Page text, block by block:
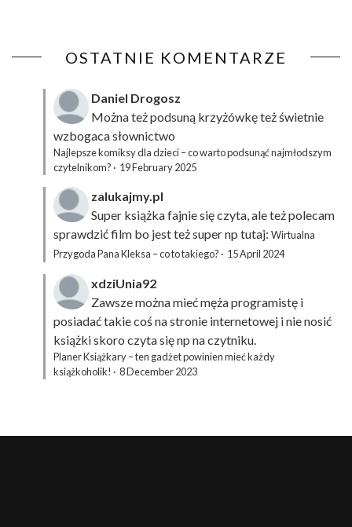
OSTATNIE KOMENTARZE
Daniel Drogosz
Można też podsuną krzyżówkęteż świetnie
wzbogaca słownictwo
Najlepsze komiksy dla dzieci – co warto podsunąć najmłodszym
czytelnikom? · 19 February 2025
zalukajmy.pl
Super książka fajnie się czyta, ale też polecam
sprawdzić film bo jest też super np tutaj: Wirtualna
Przygoda Pana Kleksa – co to takiego? · 15 April 2024
xdziUnia92
Zawsze można mieć męża programistę i
posiadać takie coś na stronie internetowej i nie nosić
książki skoro czyta się np na czytniku.
Planer Książkary – ten gadżet powinien mieć każdy
książkoholik! · 8 December 2023